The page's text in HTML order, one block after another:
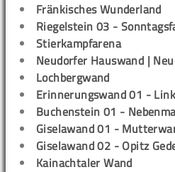
Fränkisches Wunderland
Riegelstein 03 -
Stierkampfarena
Neudorfer Hauswand |
Lochbergwand
Erinnerungswand 01 -
Buchenstein 01 -
Giselawand 01 -
Giselawand 02 - Opitz
Kainachtaler Wand